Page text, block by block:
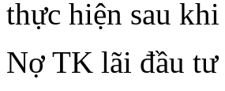
thực hiện sau
Nợ TK lãi đầu